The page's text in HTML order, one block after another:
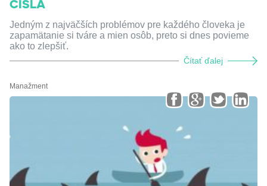
ČÍSLA
Jedným z najväčších problémov pre každého človeka je
zapamätanie si tváre a mien osôb, preto si dnes povieme
ako to zlepšiť.
Čítať ďalej
Manažment